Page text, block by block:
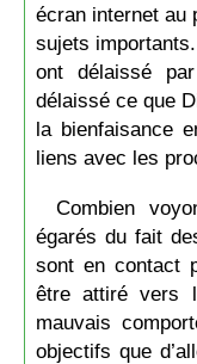
écran internet au
sujets
ont délaissé
délaissé ce que
la bienfaisance
liens avec les
Combien
égarés du fait
sont en contact
être attiré vers
mauvais
objectifs que